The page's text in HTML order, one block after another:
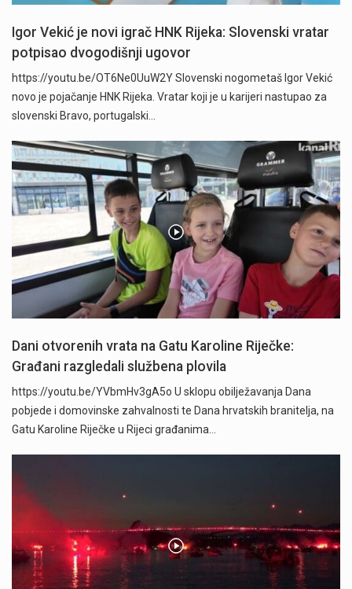
Igor Vekić je novi igrač HNK Rijeka: Slovenski vratar
potpisao dvogodišnji ugovor
https://youtu.be/OT6Ne0UuW2Y Slovenski nogometaš Igor Vekić
novo je pojačanje HNK Rijeka. Vratar koji je u karijeri nastupao za
slovenski Bravo, portugalski…
Dani otvorenih vrata na Gatu Karoline Riječke:
Građani razgledali službena plovila
https://youtu.be/YVbmHv3gA5o U sklopu obilježavanja Dana
pobjede i domovinske zahvalnosti te Dana hrvatskih branitelja, na
Gatu Karoline Riječke u Rijeci građanima…